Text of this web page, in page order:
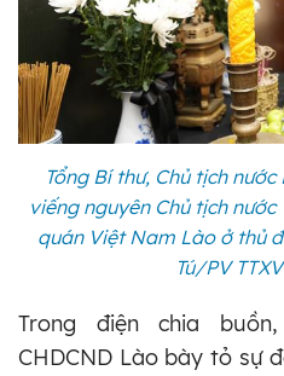
Tổng Bí thư, Chủ tịch
viếng nguyên Chủ tịch
quán Việt Nam Lào ở thủ
Tú/PV
Trong điện chia
CHDCND Lào bày tỏ sự